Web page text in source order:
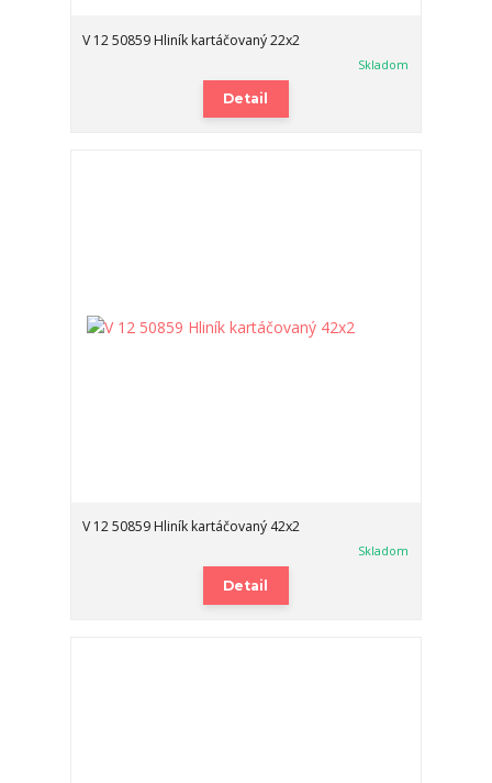
V 12 50859 Hliník kartáčovaný 22x2
Skladom
Detail
V 12 50859 Hliník kartáčovaný 42x2
Skladom
Detail